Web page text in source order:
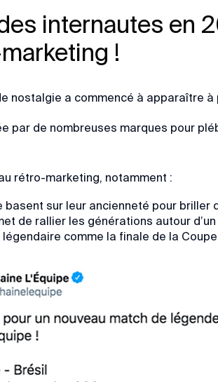
internautes en
!
nostalgie a commencé à apparaître à
par de nombreuses marques pour
rétro-marketing, notamment :
basent sur leur ancienneté pour briller
de rallier les générations autour
comme la finale de la